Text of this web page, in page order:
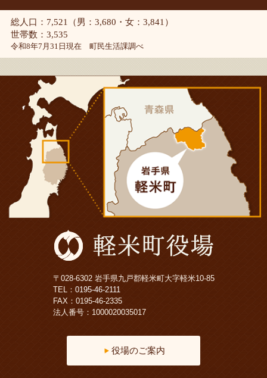
総人口：7,521（男：3,680・女：3,841）
世帯数：3,535
令和8年7月31日現在 町民生活課調べ
〒028-6302 岩手県九戸郡軽米町大字軽米10-85
TEL： 0195-46-2111
FAX：0195-46-2335
法人番号：1000020035017
役場のご案内